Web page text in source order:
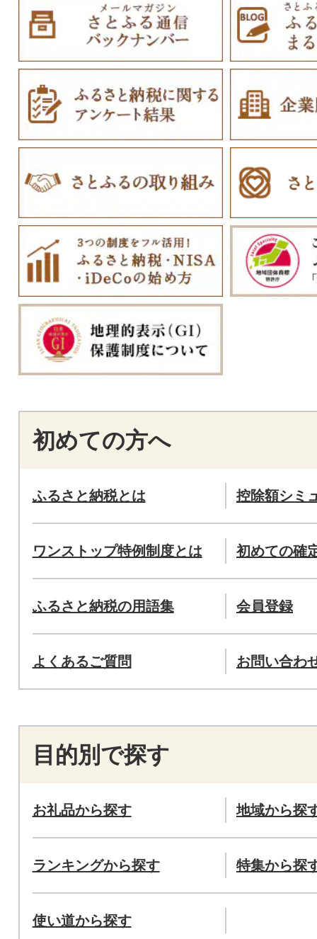
初めての方へ
ふるさと納税とは 控除額シミ
ワンストップ特例制度とは 初めての確
ふるさと納税の用語集 会員登録
よくあるご質問 お問い合わ
目的別で探す
お礼品から探す 地域から探
ランキングから探す 特集から探
使い道から探す